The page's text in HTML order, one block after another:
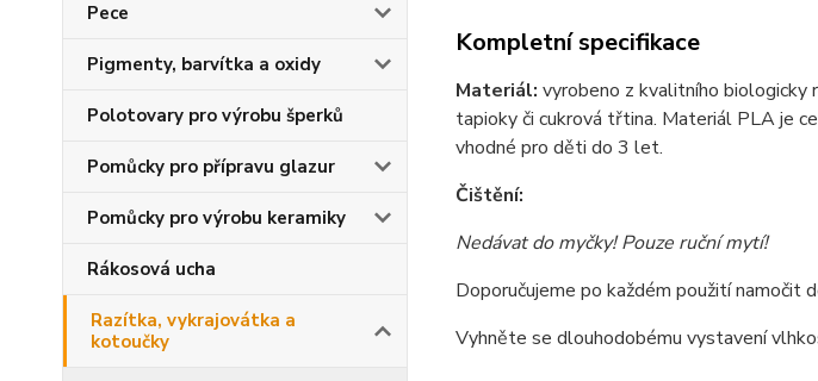
Pece
Pigmenty, barvítka a oxidy
Polotovary pro výrobu šperků
Pomůcky pro přípravu glazur
Pomůcky pro výrobu keramiky
Rákosová ucha
Razítka, vykrajovátka a
kotoučky
Kompletní specifikace
Materiál: vyrobeno z kvalitního
tapioky či cukrová třtina. Materiál PLA je
vhodné pro děti do 3 let.
Čištění:
Nedávat do myčky!Pouze ruční mytí!
Doporučujeme po každém použití namočit
Vyhněte se dlouhodobému vystavení